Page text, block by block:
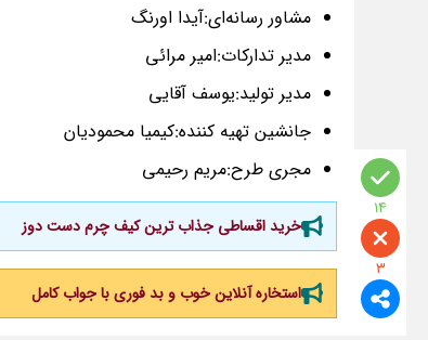
مشاور رسانه‌ای:آیدا اورنگ
مدیر تدارکات:امیر مرائی
مدیر تولید:یوسف آقایی
جانشین تهیه کننده:کیمیا محمودیان
مجری طرح:مریم رحیمی
خرید اقساطی جذاب ترین کیف چرم دست دوز
استخاره آنلاین خوب و بد فوری با جواب کامل
14
3